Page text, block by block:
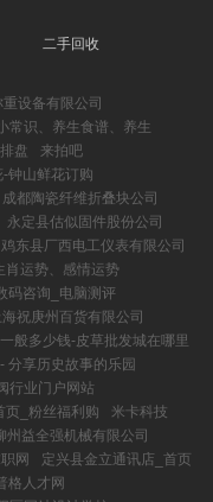
二手回收
设备有限公司
常识、养生食谱、养生
盘
来拍吧
钟山鲜花订购
成都陶瓷纤维折叠块公司
永定县估似固件股份公司
鸡东县厂西电工仪表有限公司
肖运势、感情运势
码咨询_电脑测评
海祝庚州百货有限公司
般多少钱-皮草批发城在哪里
分享历史故事的乐园
行业门户网站
页_粉丝福利购
米卡科技
州益全强机械有限公司
网
定兴县金立通讯店_首页
格人才网